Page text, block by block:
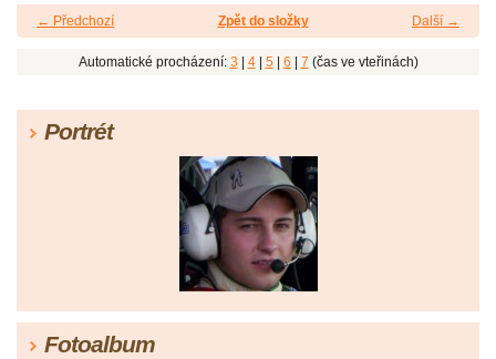
← Předchozí Další →
Zpět do složky
Automatické procházení: 3 4| 5| 6 7 (čas ve vteřinách)
Portrét
Fotoalbum